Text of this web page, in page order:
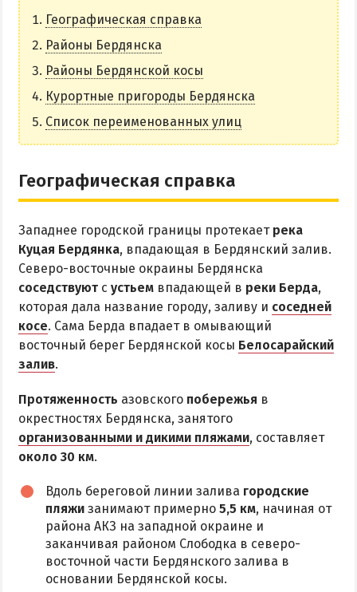
КОЛОНИЯ
КУРОРТ
ЛИСКИ
МАКОРТЫ
НАГОРНАЯ ЧАСТЬ
ПЕСКИ
ЦЕНТР
АЗОВСКОЕ (ЛУНАЧАРСКОЕ)
НОВОПЕТРОВКА
ЛЕЧЕНИЕ И БАЛЬНЕОТЕРАПИЯ
Грязи, лиманы и соленые озера
Санатории
ПИТАНИЕ
РАЗВЛЕЧЕНИЯ
Аквапарк
Дельфинарий
Зоопарк
Виндсерфинг
Рыбалка
Географическая справка
Районы Бердянска
Районы Бердянской косы
Курортные пригороды Бердянска
Список переименованных улиц
Географическая справка
Западнее городской границы протекает река
Куцая Бердянка, впадающая в Бердянский залив.
Северо-восточные окраины Бердянска
соседствуют с устьем впадающей в реки Берда,
которая дала название городу, заливу и соседней
косе. Сама Берда впадает в омывающий
восточный берег Бердянской косы Белосарайский
залив.
Протяженность азовского побережья в
окрестностях Бердянска, занятого
организованными и дикими пляжами, составляет
около 30 км.
Вдоль береговой линии залива городские
пляжи занимают примерно 5,5 км, начиная от
района АКЗ на западной окраине и
заканчивая районом Слободка в северо-
восточной части Бердянского залива в
основании Бердянской косы.